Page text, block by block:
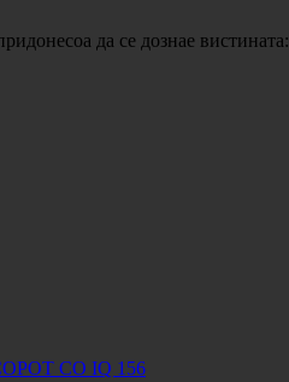
да се дознае вистината:
СО IQ 156